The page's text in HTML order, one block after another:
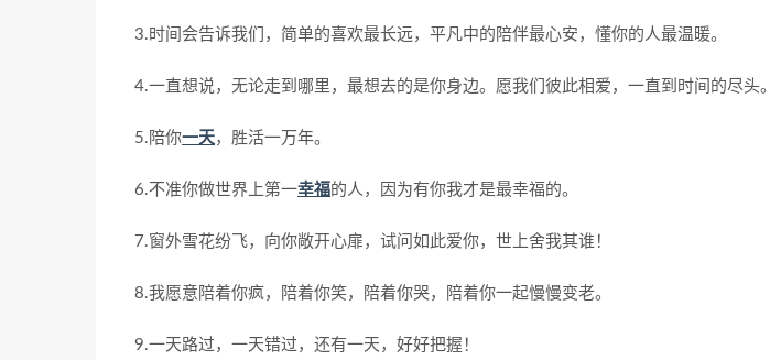
3.时间会告诉我们，简单的喜欢最长远，平凡中的陪伴最心安，懂你的人最温暖。
4.一直想说，无论走到哪里，最想去的是你身边。愿我们彼此相爱，一直到时间的尽头。
5.陪你一天，胜活一万年。
6.不准你做世界上第一幸福的人，因为有你我才是最幸福的。
7.窗外雪花纷飞，向你敞开心扉，试问如此爱你，世上舍我其谁！
8.我愿意陪着你疯，陪着你笑，陪着你哭，陪着你一起慢慢变老。
9.一天路过，一天错过，还有一天，好好把握！